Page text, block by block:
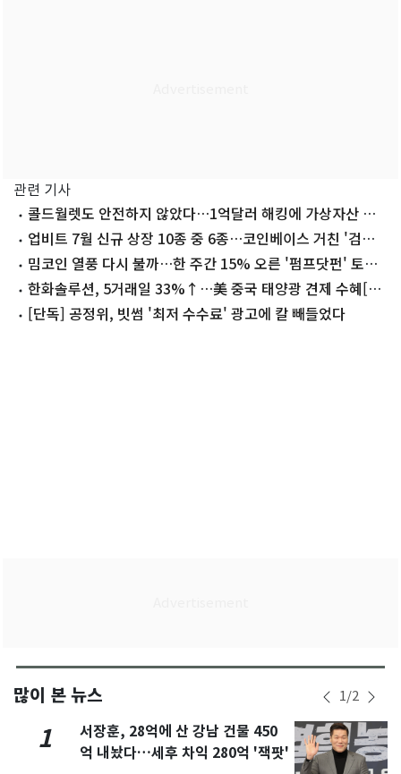
관련 기사
콜드월렛도 안전하지 않았다…1억달러 해킹에 가상자산 보
관 공식 '흔들'
업비트 7월 신규 상장 10종 중 6종…코인베이스 거친 '검증
코인'
밈코인 열풍 다시 불까…한 주간 15% 오른 '펌프닷펀' 토큰
[코인현미경]
한화솔루션, 5거래일 33%↑…美 중국 태양광 견제 수혜[종
목현미경]
[단독] 공정위, 빗썸 '최저 수수료' 광고에 칼 빼들었다
많이 본 뉴스 1/2
1
서장훈, 28억에 산 강남 건물 450
억 내놨다…세후 차익 280억 '잭팟'